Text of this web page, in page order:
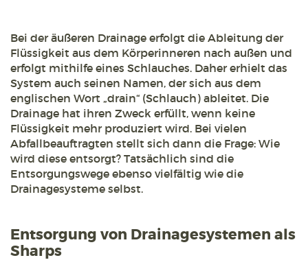
Bei der äußeren Drainage erfolgt die Ableitung der
Flüssigkeit aus dem Körperinneren nach außen und
erfolgt mithilfe eines Schlauches. Daher erhielt das
System auch seinen Namen, der sich aus dem
englischen Wort „drain“ (Schlauch) ableitet. Die
Drainage hat ihren Zweck erfüllt, wenn keine
Flüssigkeit mehr produziert wird. Bei vielen
Abfallbeauftragten stellt sich dann die Frage: Wie
wird diese entsorgt? Tatsächlich sind die
Entsorgungswege ebenso vielfältig wie die
Drainagesysteme selbst.
Entsorgung von Drainagesystemen als
Sharps